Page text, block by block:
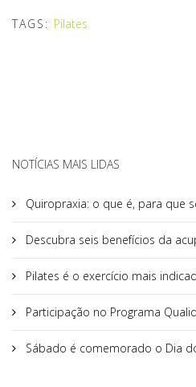
TAGS: Pilates
NOTÍCIAS MAIS LIDAS
Quiropraxia: o que é, para que
Descubra seis benefícios da
Pilates é o exercício mais
Participação no Programa
Sábado é comemorado o Dia